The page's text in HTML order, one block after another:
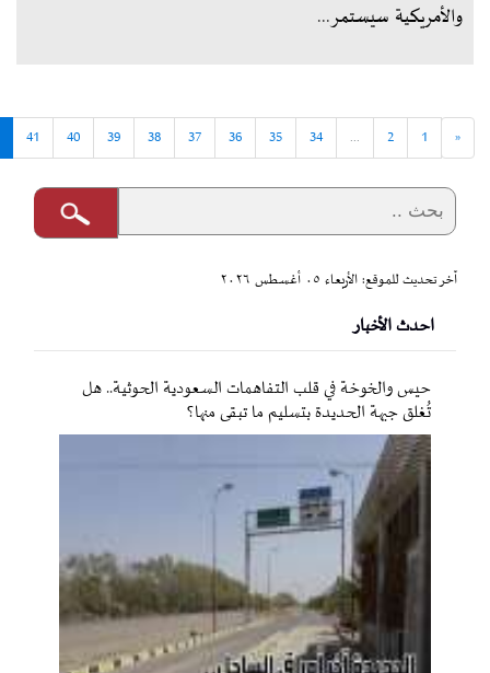
والأمريكية سيستمر...
«
1
2
...
34
35
36
37
38
39
40
41
آخر تحديث للموقع: الأربعاء ٠٥ أغسطس ٢٠٢٦
احدث الأخبار
حيس والخوخة في قلب التفاهمات السعودية الحوثية.. هل
تُغلق جبهة الحديدة بتسليم ما تبقى منها؟